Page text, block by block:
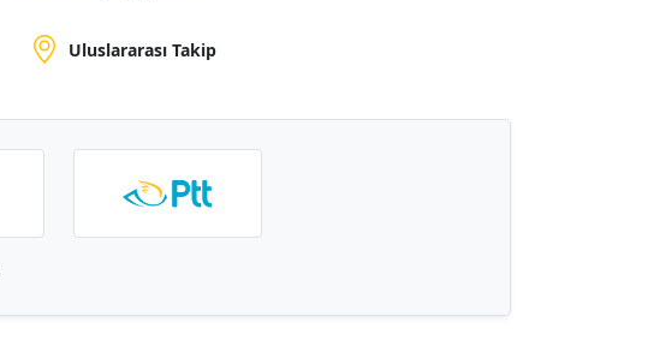
Uluslararası Takip